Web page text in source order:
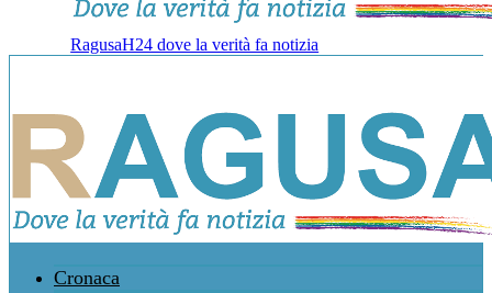
RagusaH24 dove la verità fa notizia
Cronaca